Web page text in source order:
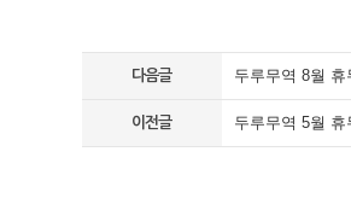
다음글 두루무역 8월 휴
이전글 두루무역 5월 휴